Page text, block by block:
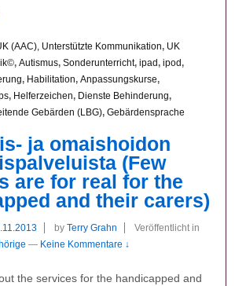
(AAC), Unterstützte Kommunikation, UK
, Autismus, Sonderunterricht, ipad, ipod,
, Habilitation, Anpassungskurse,
, Helferzeichen, Dienste Behinderung,
Gebärden (LBG), Gebärdensprache
ja omaishoidon
(Few
are for real for the
and their carers)
by Terry Grahn
Veröffentlicht in
— Keine Kommentare ↓
the services for the handicapped and